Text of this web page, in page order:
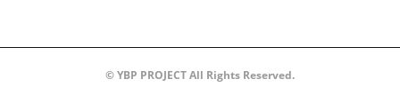
© YBP PROJECT All Rights Reserved.